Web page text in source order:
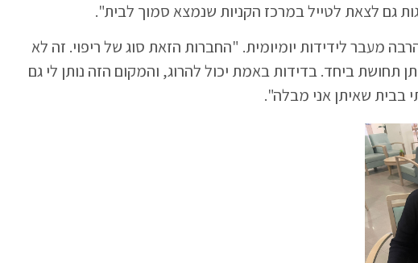
גם לצאת לטייל במרכז הקניות שנמצא סמוך לבית".
מעבר לידידות יומיומית. "החברות הזאת סוג של ריפוי. זה לא
תחושת ביחד. בדידות באמת יכול להרוג, והמקום הזה נותן לי גם
בבית שאיתן אני מבלה".